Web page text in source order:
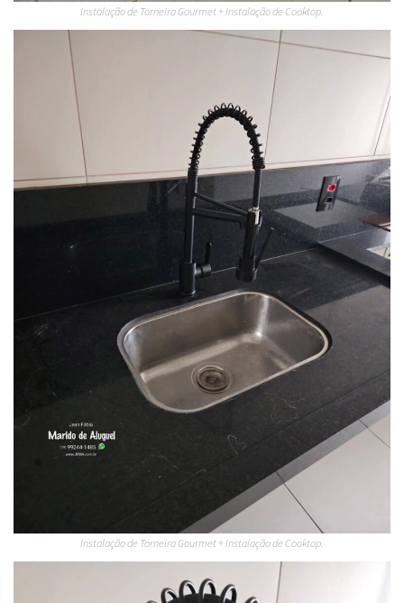
Instalação de Torneira Gourmet + Instalação de Cooktop.
Instalação de Torneira Gourmet + Instalação de Cooktop.